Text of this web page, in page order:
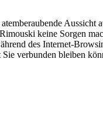
keine Sorgen
des Internet-
verbunden bleiben